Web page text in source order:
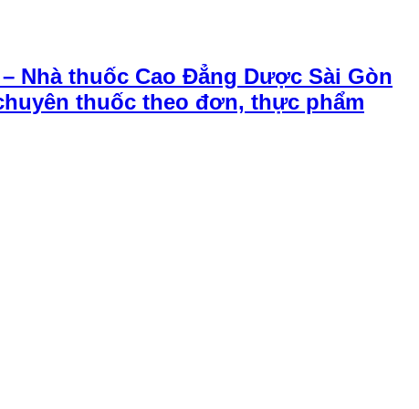
Nhà thuốc Cao Đẳng Dược Sài Gòn
thuốc theo đơn, thực phẩm